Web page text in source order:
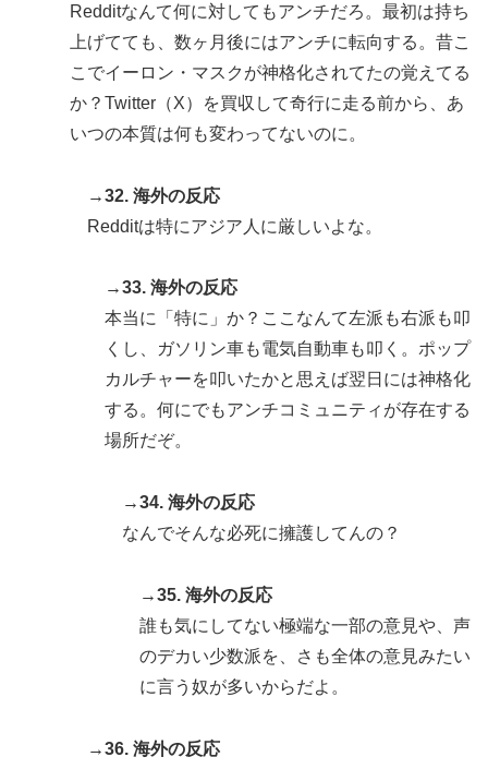
Redditなんて何に対してもアンチだろ。最初は持ち
上げてても、数ヶ月後にはアンチに転向する。昔こ
こでイーロン・マスクが神格化されてたの覚えてる
か？Twitter（X）を買収して奇行に走る前から、あ
いつの本質は何も変わってないのに。
→32. 海外の反応
Redditは特にアジア人に厳しいよな。
→33. 海外の反応
本当に「特に」か？ここなんて左派も右派も叩
くし、ガソリン車も電気自動車も叩く。ポップ
カルチャーを叩いたかと思えば翌日には神格化
する。何にでもアンチコミュニティが存在する
場所だぞ。
→34. 海外の反応
なんでそんな必死に擁護してんの？
→35. 海外の反応
誰も気にしてない極端な一部の意見や、声
のデカい少数派を、さも全体の意見みたい
に言う奴が多いからだよ。
→36. 海外の反応